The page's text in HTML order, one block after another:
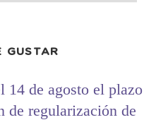
GUSTAR
14 de agosto el plazo
de regularización de